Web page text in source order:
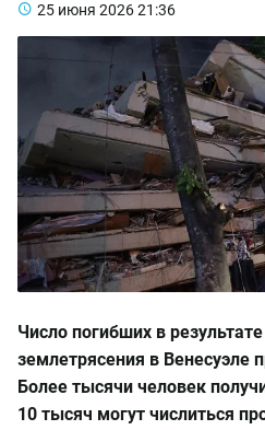
25 июня 202621:36
Число погибших в
землетрясения в Венесуэле
Более тысячи человек
10 тысяч могут числиться